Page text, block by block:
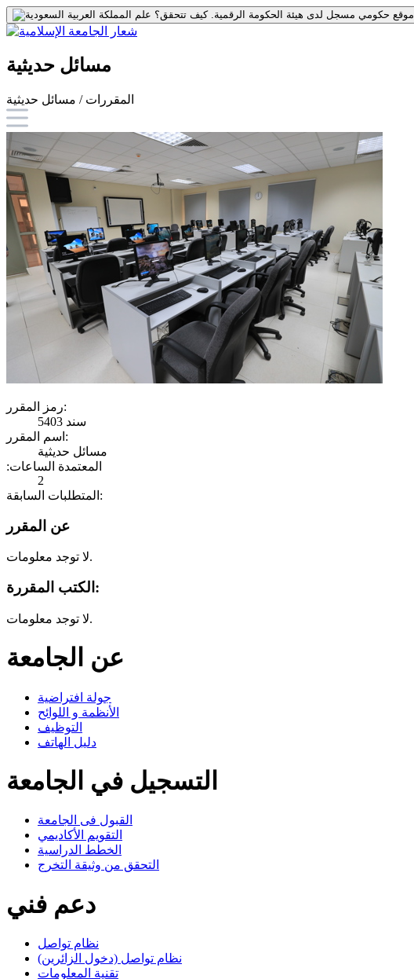
موقع حكومي مسجل لدى هيئة الحكومة الرقمية.كيف تتحقق؟
مسائل حديثية
المقررات / مسائل حديثية
رمز المقرر:
سند 5403
اسم المقرر:
مسائل حديثية
:المعتمدة الساعات
2
المتطلبات السابقة:
عن المقرر
لا توجد معلومات.
الكتب المقررة:
لا توجد معلومات.
عن الجامعة
جولة افتراضية
الأنظمة و اللوائح
التوظيف
دليل الهاتف
التسجيل في الجامعة
القبول فى الجامعة
التقويم الأكاديمي
الخطط الدراسية
التحقق من وثيقة التخرج
دعم فني
نظام تواصل
نظام تواصل (دخول الزائرين)
تقنية المعلومات